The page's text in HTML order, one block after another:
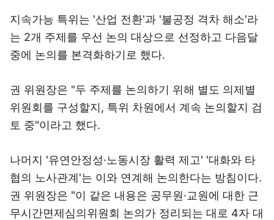
지속가능 특위는 '산업 전환'과 '불공정 격차 해소'라
는 2개 주제를 우선 논의 대상으로 선정하고 다음달
중에 논의를 본격화하기로 했다.
권 위원장은 "두 주제를 논의하기 위해 별도 의제별
위원회를 구성할지, 특위 차원에서 계속 논의할지 검
토 중"이라고 했다.
나머지 '유연안정성·노동시장 활력 제고' '대화와 타
협의 노사관계'는 이와 연계해 논의한다는 방침이다.
권 위원장은 "이 같은 내용은 공무원·교원에 대한 근
무시간면제심의위원회 논의가 정리되는 대로 4자 대